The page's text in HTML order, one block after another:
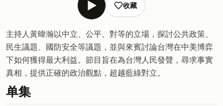
收藏
主持人黃暐瀚以中立、公平、對等的立場，探討公共政策、
民生議題、國防安全等議題，並與來賓討論台灣在中美博弈
下如何獲得最大利益。節目旨在為台灣人民發聲，尋求事實
真相，提供正確的政治觀點，超越藍綠對立。
单集